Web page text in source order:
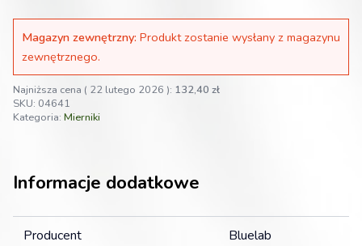
Magazyn zewnętrzny: Produkt zostanie wysłany z magazynu
zewnętrznego.
Najniższa cena ( 22 lutego 2026 ): 132,40 zł
SKU: 04641
Kategoria: Mierniki
Informacje dodatkowe
Producent Bluelab